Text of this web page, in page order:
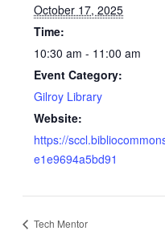
October 17, 2025
Time:
10:30 am - 11:00 am
Event Category:
Gilroy Library
Website:
https://
e1e9694a5bd91
Tech Mentor